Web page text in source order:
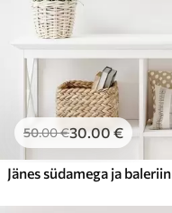
50.00€30.00 €
Jänes südamega ja baleriin